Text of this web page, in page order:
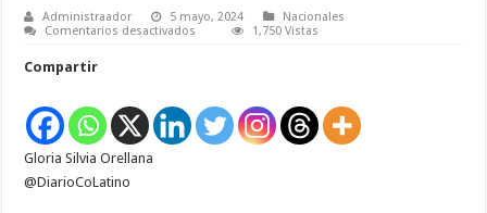
Administraador 5 mayo, 2024
Nacionales
Comentarios desactivados
de
salarios
de
1,750 Vistas
Compartir
Gloria Silvia Orellana
@DiarioCoLatino